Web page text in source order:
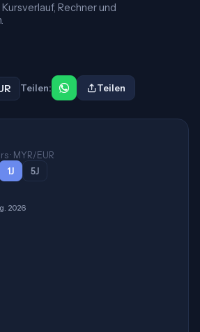
Rechner und
Teilen: Teilen
· MYR/EUR
1J 5J
2026